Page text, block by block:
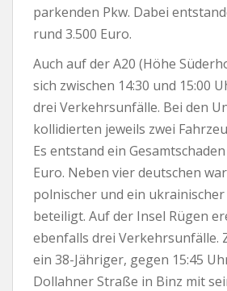
parkenden Pkw. Dabei
rund 3.500 Euro.
Auch auf der A20 (Höhe
sich zwischen 14:30 und 15:00
drei Verkehrsunfälle. Bei den
kollidierten jeweils zwei
Es entstand ein
Euro. Neben vier deutschen
polnischer und ein
beteiligt. Auf der Insel Rügen
ebenfalls drei Verkehrsunfälle.
ein 38-Jähriger, gegen 15:45
Dollahner Straße in Binz mit